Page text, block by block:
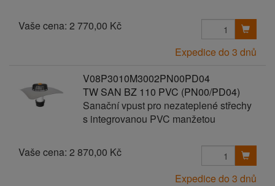
Vaše cena: 2 770,00 Kč
Expedice do 3 dnů
V08P3010M3002PN00PD04
TW SAN BZ 110 PVC (PN00/PD04)
Sanační vpust pro nezateplené střechy
s integrovanou PVC manžetou
Vaše cena: 2 870,00 Kč
Expedice do 3 dnů